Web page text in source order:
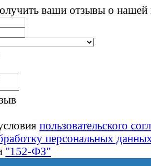
ваши отзывы о нашей
пользовательского
персональных
"152-ФЗ"